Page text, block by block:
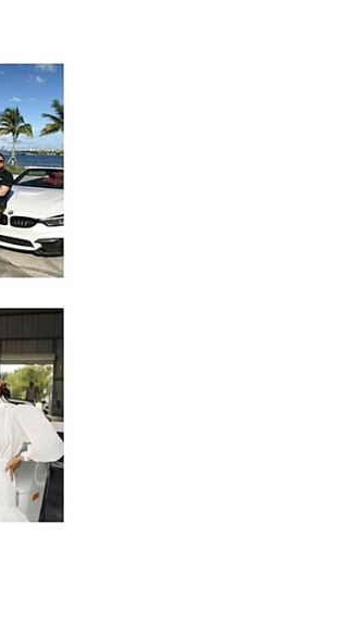
сайте. Наши специалисты
вас вопросы.
личности и выполнения всех
больше вероятность, что
аэропорт или любое другое
и подготовлен к нужной
полностью готовый к